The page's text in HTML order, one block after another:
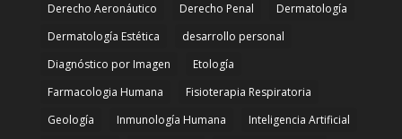
Derecho Aeronáutico
Derecho Penal
Dermatología
Dermatología Estética
desarrollo personal
Diagnóstico por Imagen
Etología
Farmacologia Humana
Fisioterapia Respiratoria
Geología
Inmunología Humana
Inteligencia Artificial